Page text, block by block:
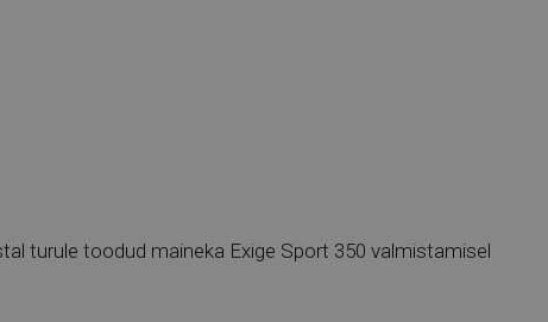
turule toodud maineka Exige Sport 350 valmistamisel